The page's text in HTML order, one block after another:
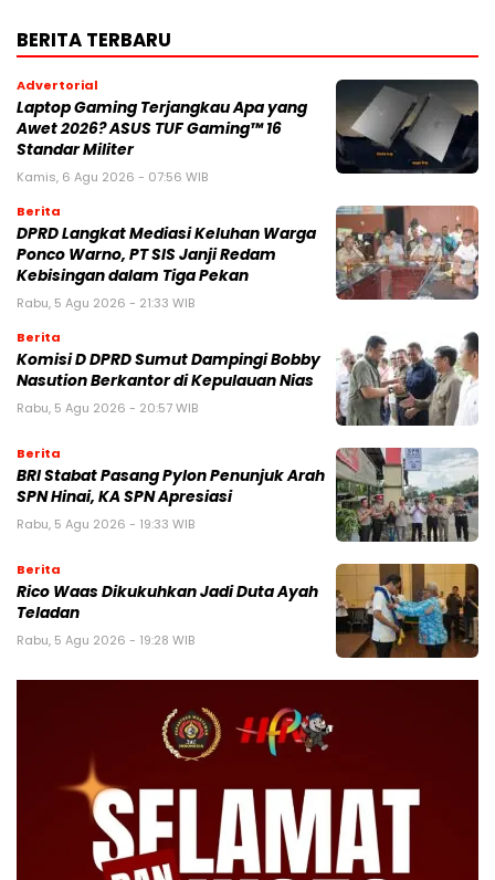
BERITA TERBARU
Advertorial
Laptop Gaming Terjangkau Apa yang
Awet 2026? ASUS TUF Gaming™ 16
Standar Militer
Kamis, 6 Agu 2026 - 07:56 WIB
Berita
DPRD Langkat Mediasi Keluhan Warga
Ponco Warno, PT SIS Janji Redam
Kebisingan dalam Tiga Pekan
Rabu, 5 Agu 2026 - 21:33 WIB
Berita
Komisi D DPRD Sumut Dampingi Bobby
Nasution Berkantor di Kepulauan Nias
Rabu, 5 Agu 2026 - 20:57 WIB
Berita
BRI Stabat Pasang Pylon Penunjuk Arah
SPN Hinai, KA SPN Apresiasi
Rabu, 5 Agu 2026 - 19:33 WIB
Berita
Rico Waas Dikukuhkan Jadi Duta Ayah
Teladan
Rabu, 5 Agu 2026 - 19:28 WIB